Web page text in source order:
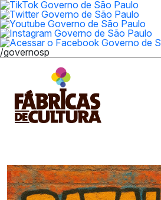
/governosp